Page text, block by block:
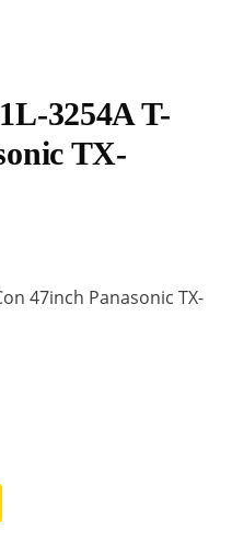
3254A T-
TX-
47inch Panasonic TX-